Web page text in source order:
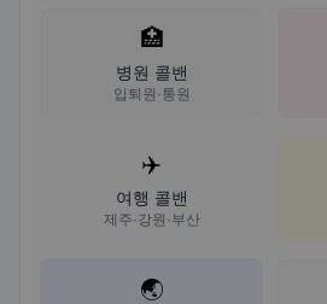
🏥
병원 콜밴
입퇴원·통원
✈️
여행 콜밴
제주·강원·부산
🌏